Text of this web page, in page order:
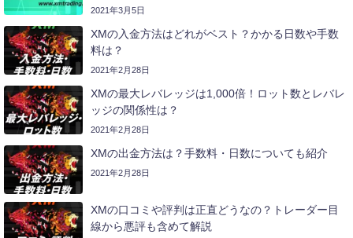
2021年3月5日
XMの入金方法はどれがベスト？かかる日数や手数
料は？
2021年2月28日
XMの最大レバレッジは1,000倍！ロット数とレバレ
ッジの関係性は？
2021年2月28日
XMの出金方法は？手数料・日数についても紹介
2021年2月28日
XMの口コミや評判は正直どうなの？トレーダー目
線から悪評も含めて解説